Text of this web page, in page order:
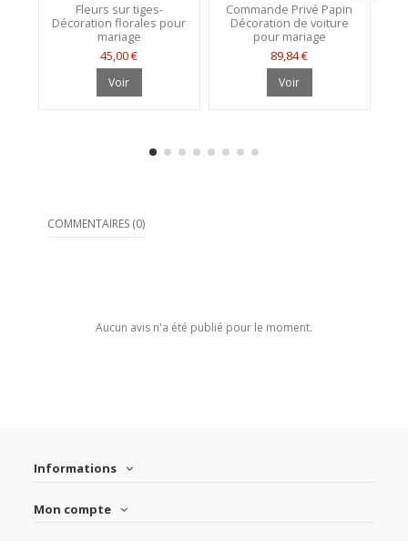
Fleurs sur tiges-
Décoration florales pour
mariage
45,00 €
Voir
Commande Privé Papin
Décoration de voiture
pour mariage
89,84 €
Voir
COMMENTAIRES (0)
Aucun avis n'a été publié pour le moment.
Informations
Mon compte